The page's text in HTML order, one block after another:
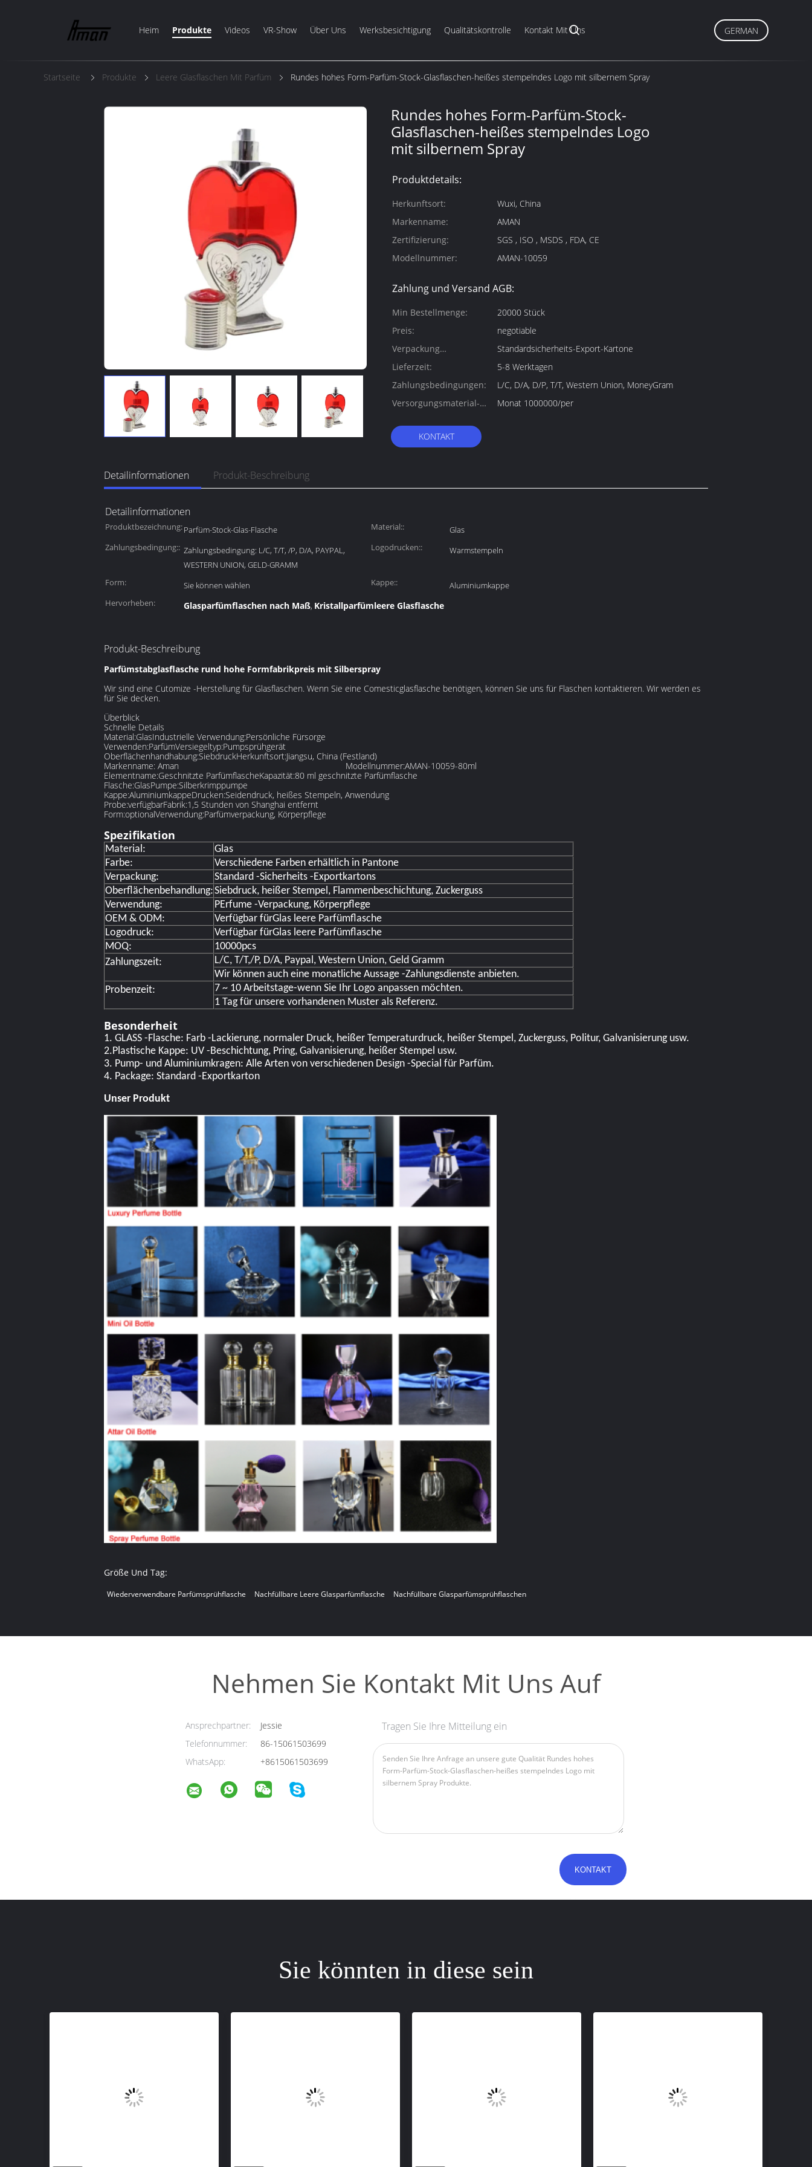
Heim Produkte Videos VR-Show Über Uns Werksbesichtigung Qualitätskontrolle Kontakt Mit Uns GERMAN
Startseite Produkte Leere Glasflaschen Mit Parfüm Rundes hohes Form-Parfüm-Stock-Glasflaschen-heißes stempelndes Logo mit silbernem Spray
Rundes hohes Form-Parfüm-Stock-
Glasflaschen-heißes stempelndes Logo
mit silbernem Spray
Produktdetails:
Herkunftsort:
Wuxi, China
Markenname:
AMAN
Zertifizierung:
SGS , ISO , MSDS , FDA, CE
Modellnummer:
AMAN-10059
Zahlung und Versand AGB:
Min Bestellmenge:
20000 Stück
Preis:
negotiable
Verpackung
Informationen:
Standardsicherheits-Export-Kartone
Lieferzeit:
5-8 Werktagen
Zahlungsbedingungen:
L/C, D/A, D/P, T/T, Western Union, MoneyGram
Versorgungsmaterial-
Monat 1000000/per
KONTAKT
Detailinformationen Produkt-Beschreibung
Detailinformationen
Produktbezeichnung:Parfüm-Stock-Glas-Flasche Material::
Glas
Zahlungsbedingung:: Zahlungsbedingung: L/C, T/T, /P, D/A, PAYPAL,
WESTERN UNION, GELD-GRAMM
Logodrucken:: Warmstempeln
Form: Sie können wählen Kappe::
Aluminiumkappe
Hervorheben:
Glasparfümflaschen nach Maß, Kristallparfümleere Glasflasche
Produkt-Beschreibung
Parfümstabglasflasche rund hohe Formfabrikpreis mit Silberspray
Wir sind eine Cutomize -Herstellung für Glasflaschen. Wenn Sie eine Comesticglasflasche benötigen, können Sie uns für Flaschen kontaktieren. Wir werden es
für Sie decken.
Überblick
Schnelle Details
Material:GlasIndustrielle Verwendung:Persönliche Fürsorge
Verwenden:ParfümVersiegeltyp:Pumpsprühgerät
Oberflächenhandhabung:SiebdruckHerkunftsort:Jiangsu, China (Festland)
Markenname: Aman
Modellnummer:AMAN-10059-80ml
Elementname:Geschnitzte ParfümflascheKapazität:80 ml geschnitzte Parfümflasche
Flasche:GlasPumpe:Silberkrimppumpe
Kappe:AluminiumkappeDrucken:Seidendruck, heißes Stempeln, Anwendung
Probe:verfügbarFabrik:1,5 Stunden von Shanghai entfernt
Form:optionalVerwendung:Parfümverpackung, Körperpflege
Spezifikation
Material:
Glas
Farbe:
Verschiedene Farben erhältlich in Pantone
Verpackung:
Standard -Sicherheits -Exportkartons
Oberflächenbehandlung:Siebdruck, heißer Stempel, Flammenbeschichtung, Zuckerguss
Verwendung:
PErfume -Verpackung, Körperpflege
OEM & ODM:
Verfügbar fürGlas leere Parfümflasche
Logodruck:
Verfügbar fürGlas leere Parfümflasche
MOQ:
10000pcs
Zahlungszeit:
L/C, T/T,/P, D/A, Paypal, Western Union, Geld Gramm
Wir können auch eine monatliche Aussage -Zahlungsdienste anbieten.
Probenzeit:
7 ~ 10 Arbeitstage-wenn Sie Ihr Logo anpassen möchten.
1 Tag für unsere vorhandenen Muster als Referenz.
Besonderheit
1. GLASS -Flasche: Farb -Lackierung, normaler Druck, heißer Temperaturdruck, heißer Stempel, Zuckerguss, Politur, Galvanisierung usw.
2.Plastische Kappe: UV -Beschichtung, Pring, Galvanisierung, heißer Stempel usw.
3. Pump- und Aluminiumkragen: Alle Arten von verschiedenen Design -Special für Parfüm.
4. Package: Standard -Exportkarton
Unser Produkt
Größe Und Tag:
Wiederverwendbare Parfümsprühflasche Nachfüllbare Leere Glasparfümflasche Nachfüllbare Glasparfümsprühflaschen
Nehmen Sie Kontakt Mit Uns Auf
Ansprechpartner:
Jessie
Telefonnummer:
86-15061503699
WhatsApp:
+8615061503699
Tragen Sie Ihre Mitteilung ein
Sie könnten in diese sein